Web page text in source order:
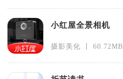
小红屋全景相机
摄影美化 丨 60.72MB